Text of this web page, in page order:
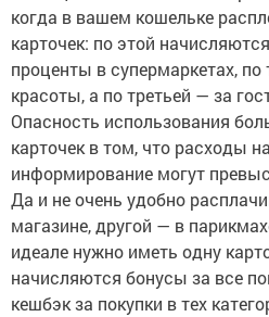
когда в вашем кошельке
карточек: по этой
проценты в супермаркетах,
красоты, а по третьей — за
Опасность использования
карточек в том, что расходы
информирование могут
Да и не очень удобно
магазине, другой — в
идеале нужно иметь одну
начисляются бонусы за все
кешбэк за покупки в тех